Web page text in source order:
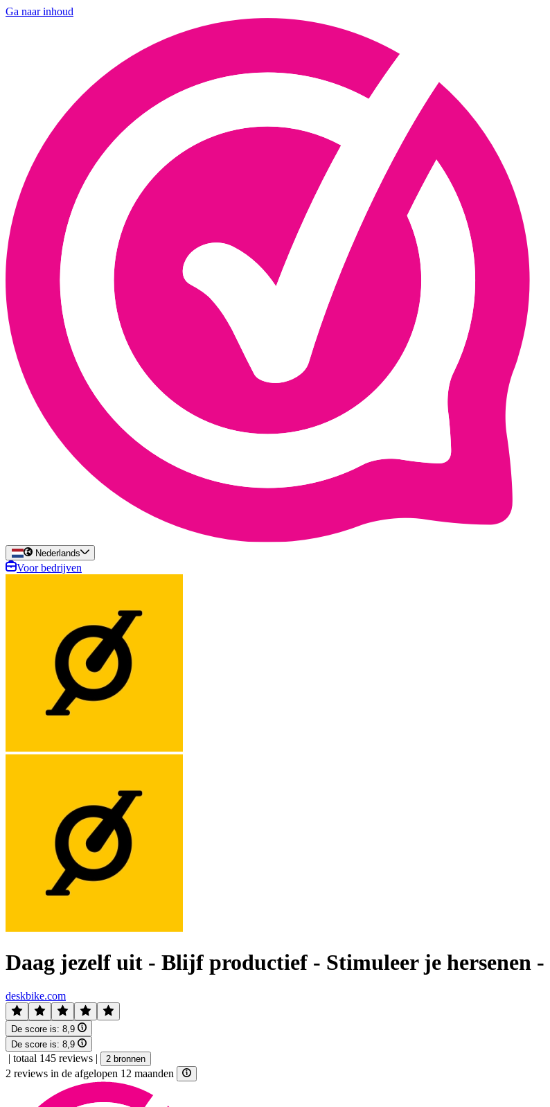
Ga naar inhoud
Nederlands
Voor bedrijven
Daag jezelf uit - Blijf productief - Stimuleer je hersenen
deskbike.com
De score is: 8,9
De score is: 8,9
| totaal 145 reviews | 2 bronnen
2 reviews in de afgelopen 12 maanden